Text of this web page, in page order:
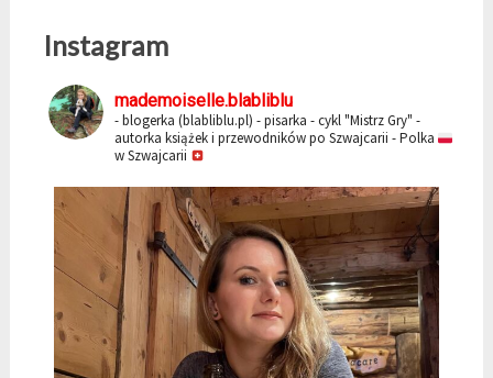
Instagram
mademoiselle.blabliblu
- blogerka (blabliblu.pl) - pisarka - cykl "Mistrz Gry" -
autorka książek i przewodników po Szwajcarii - Polka
w Szwajcarii